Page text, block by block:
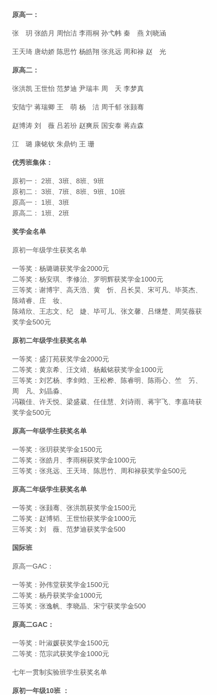
原高一：
张 玥 张皓月 周怡洁 李雨桐 孙弋帏 秦 燕 刘晓涵
王天琦 唐幼娇 陈思竹 杨皓翔 张兆远 周和禄 赵 光
原高二：
张洪凯 王世怡 范梦迪 尹瑞丰 周 天 李梦真
安陆宁 蒋瑞卿 王 萌 杨 洁 周千郁 张颢骞
赵博涛 刘 薇 吕若玢 赵爽辰 国安泰 蒋垚森
江 璐 康铭钦 朱鼎钧 王 珊
优秀班集体：
原初一： 2班、3班、8班、9班
原初二： 3班、7班、8班、9班、10班
原高一： 1班、3班
原高二： 1班、2班
奖学金名单
原初一年级学生获奖名单
一等奖：杨璐璐获奖学金2000元
二等奖：杨安琪、李修治、罗明辉获奖学金1000元
三等奖：谢博宇、高天浩、黄 忻、吕长昊、宋可凡、毕英杰、
陈靖睿、庄 妆、
陈靖欣、王志文、纪 婕、毕可儿、张文馨、吕继楚、周笑薇获
奖学金500元
原初二年级学生获奖名单
一等奖：盛汀苑获奖学金2000元
二等奖：黄京希、汪文靖、杨戴铭获奖学金1000元
三等奖：刘艺杨、李剑晗、王松桦、陈睿明、陈雨心、竺 竻、
周 凡、刘晶淼、
冯颖佳、许天悦、梁盛葳、任佳慧、刘诗雨、蒋宇飞、李嘉琦获
奖学金500元
原高一年级学生获奖名单
一等奖：张玥获奖学金1500元
二等奖：张皓月、李雨桐获奖学金1000元
三等奖：张兆远、王天琦、陈思竹、周和禄获奖学金500元
原高二年级学生获奖名单
一等奖：张颢骞、张洪凯获奖学金1500元
二等奖：赵博韬、王世怡获奖学金1000元
三等奖：刘 薇、范梦迪获奖学金500
国际班
原高一GAC：
一等奖：孙伟堂获奖学金1500元
二等奖：杨丹获奖学金1000元
三等奖：张逸帆、李晓晶、宋宁获奖学金500
原高二GAC：
一等奖：叶淑媛获奖学金1500元
二等奖：范宗武获奖学金1000元
七年一贯制实验班学生获奖名单
原初一年级10班 ：